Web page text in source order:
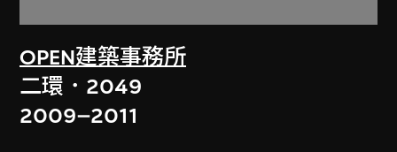
OPEN建築事務所
二環．2049
2009–2011